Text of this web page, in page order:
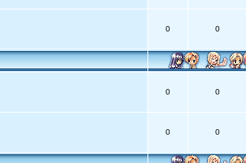
0 0
0 0
0 0